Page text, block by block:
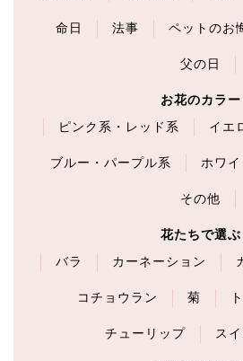
命日 法事 ペットのお
父の日
お花のカラー
ピンク系・レッド系
イエ
ブルー・パープル系 ホワイ
その他
花たちで選ぶ
バラ
カーネーション
コチョウラン 菊
チューリップ ス